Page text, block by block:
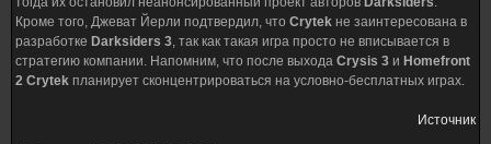
Кроме того, Джеват Йерли подтвердил, что Crytek не заинтересована в
разработке Darksiders 3, так как такая игра просто не вписывается в
стратегию компании. Напомним, что после выхода Crysis 3 и Homefront
2 Crytek планирует сконцентрироваться на условно-бесплатных играх.
Источник